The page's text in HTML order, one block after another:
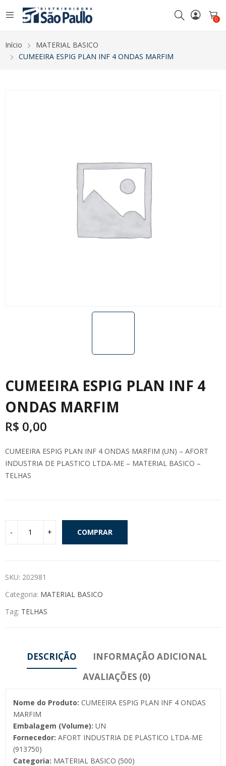
0
Início
MATERIAL BASICO
CUMEEIRA ESPIG PLAN INF 4 ONDAS MARFIM
CUMEEIRA ESPIG PLAN INF 4
ONDAS MARFIM
R$ 0,00
CUMEEIRA ESPIG PLAN INF 4 ONDAS MARFIM (UN) – AFORT
INDUSTRIA DE PLASTICO LTDA-ME – MATERIAL BASICO –
TELHAS
COMPRAR
SKU: 202981
Categoria: MATERIAL BASICO
Tag: TELHAS
DESCRIÇÃO
INFORMAÇÃO ADICIONAL
AVALIAÇÕES (0)
Nome do Produto: CUMEEIRA ESPIG PLAN INF 4 ONDAS
MARFIM
Embalagem (Volume): UN
Fornecedor: AFORT INDUSTRIA DE PLASTICO LTDA-ME
(913750)
Categoria: MATERIAL BASICO (500)